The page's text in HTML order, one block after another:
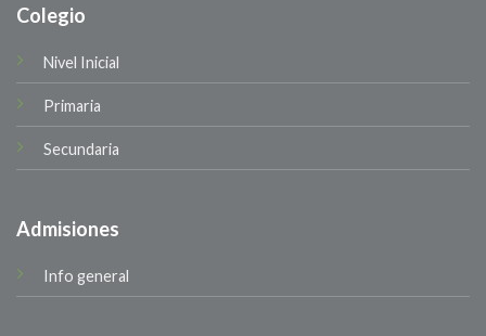
Colegio
Nivel Inicial
Primaria
Secundaria
Admisiones
Info general